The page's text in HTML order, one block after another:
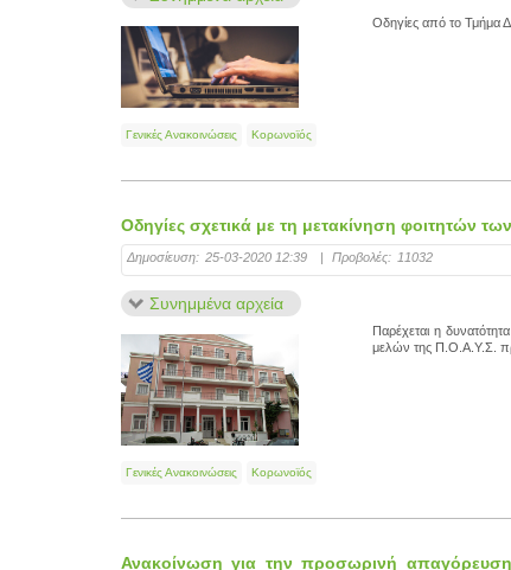
Οδηγίες από το Τμήμα
Γενικές Ανακοινώσεις Κορωνοϊός
Οδηγίες σχετικά με τη μετακίνηση φοιτητών
Δημοσίευση: 25-03-2020 12:39 | Προβολές: 11032
Συνημμένα αρχεία
Παρέχεται η
μελών της Π.Ο.Α.Υ.Σ.
Γενικές Ανακοινώσεις Κορωνοϊός
Ανακοίνωση για την προσωρινή απαγόρευση